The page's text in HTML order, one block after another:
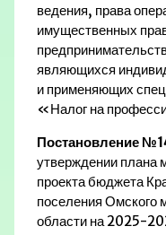
ведения, права
имущественных
являющихся
и применяющих
«Налог на
Постановление
утверждении плана
проекта бюджета
поселения Омского
области на 2025-